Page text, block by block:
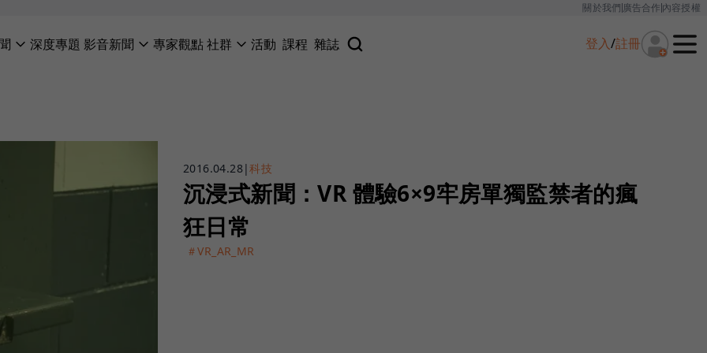
關於我們廣告合作內容授權
深度專題 影音新聞 專家觀點社群 活動 課程 雜誌 登入/註冊
2016.04.28|科技
沉浸式新聞：VR 體驗6×9牢房單獨監禁者的瘋
狂日常
＃VR_AR_MR